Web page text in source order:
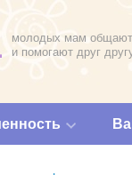
молодых мам
и помогают друг